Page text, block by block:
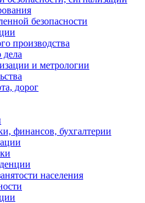
безопасности
производства
дела
и метрологии
дорог
финансов, бухгалтерии
населения